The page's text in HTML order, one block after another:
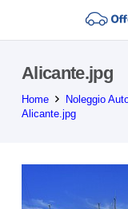
Alicante.jpg
Home Noleggio
Alicante.jpg